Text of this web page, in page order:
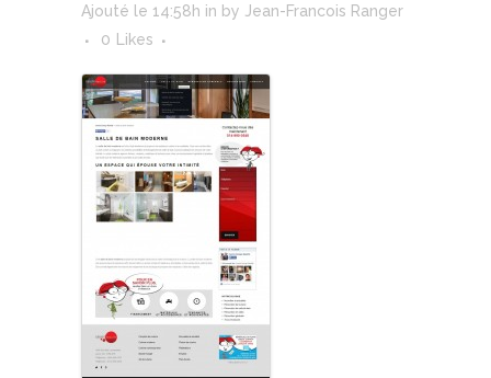
Ajouté le 14:58h in by Jean-Francois Ranger
0
Likes